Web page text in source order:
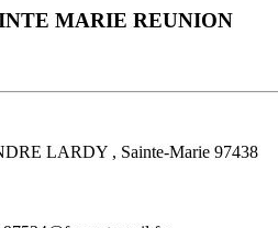
MARIE REUNION
LARDY , Sainte-Marie 97438